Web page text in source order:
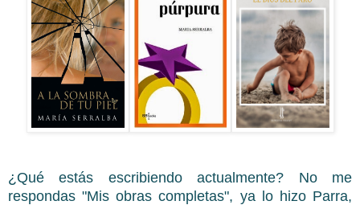
¿Qué estás escribiendo actualmente? No me
respondas "Mis obras completas", ya lo hizo Parra,